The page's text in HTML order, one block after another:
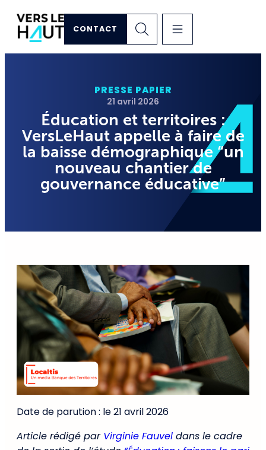
CONTACT
PRESSE PAPIER
21 avril 2026
Éducation et territoires :
VersLeHaut appelle à faire de
la baisse démographique “un
nouveau chantier de
gouvernance éducative”
Date de parution : le 21 avril 2026
Article rédigé par Virginie Fauvel dans le cadre